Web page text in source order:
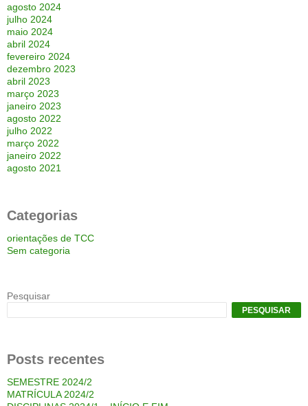
agosto 2024
julho 2024
maio 2024
abril 2024
fevereiro 2024
dezembro 2023
abril 2023
março 2023
janeiro 2023
agosto 2022
julho 2022
março 2022
janeiro 2022
agosto 2021
Categorias
orientações de TCC
Sem categoria
Pesquisar
PESQUISAR
Posts recentes
SEMESTRE 2024/2
MATRÍCULA 2024/2